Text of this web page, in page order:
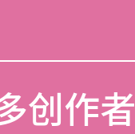
创作者